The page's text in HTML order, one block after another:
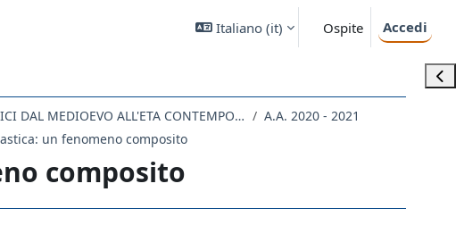
Italiano ‎(it)‎ Ospite Accedi
LE64 - STUDI STORICI DAL MEDIOEVO ALL'ETA CONTEMPORANEA
A.A. 2020 - 2021
un fenomeno composito
composito